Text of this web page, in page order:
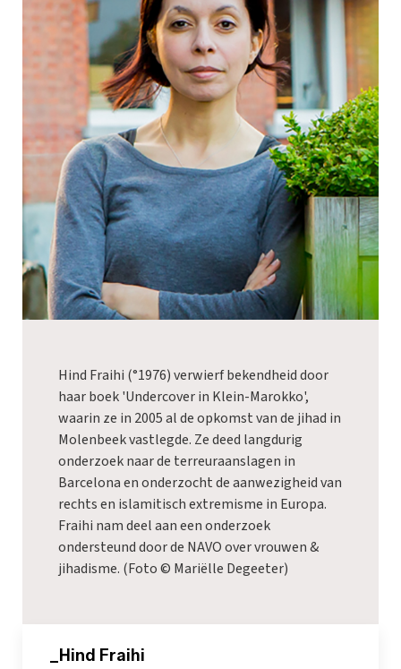
Hind Fraihi (°1976) verwierf bekendheid door
haar boek 'Undercover in Klein-Marokko',
waarin ze in 2005 al de opkomst van de jihad in
Molenbeek vastlegde. Ze deed langdurig
onderzoek naar de terreuraanslagen in
Barcelona en onderzocht de aanwezigheid van
rechts en islamitisch extremisme in Europa.
Fraihi nam deel aan een onderzoek
ondersteund door de NAVO over vrouwen &
jihadisme. (Foto © Mariëlle Degeeter)
_Hind Fraihi